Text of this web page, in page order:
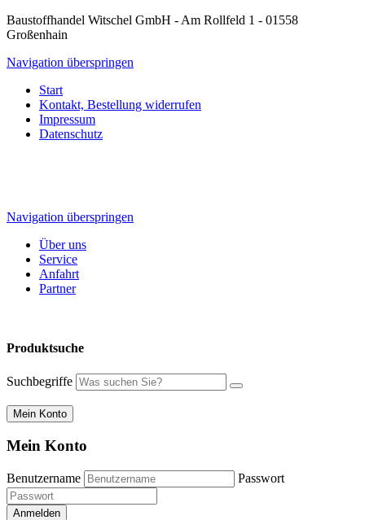
Baustoffhandel Witschel GmbH - Am Rollfeld 1 - 01558
Großenhain
Navigation überspringen
Start
Kontakt, Bestellung widerrufen
Impressum
Datenschutz
Navigation überspringen
Über uns
Service
Anfahrt
Partner
Produktsuche
Suchbegriffe
Mein Konto
Mein Konto
Benutzername Passwort